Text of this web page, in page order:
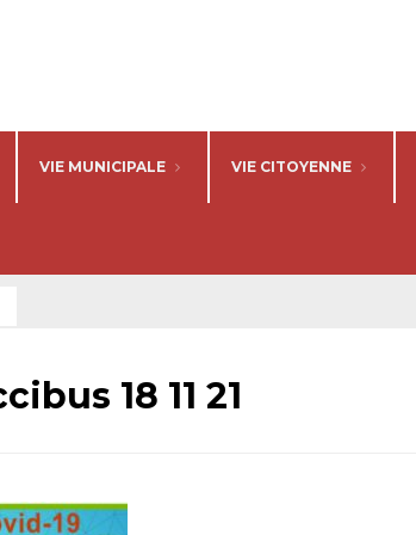
VIE MUNICIPALE VIE CITOYENNE
18 11 21